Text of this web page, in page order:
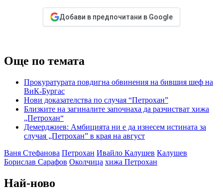
Добави в предпочитани в Google
Още по темата
Прокуратурата повдигна обвинения на бившия шеф на
ВиК-Бургас
Нови доказателства по случая “Петрохан”
Близките на загиналите започнаха да разчистват хижа
„Петрохан“
Демерджиев: Амбицията ни е да изнесем истината за
случая „Петрохан” в края на август
Ваня Стефанова Петрохан Ивайло Калушев Калушев
Борислав Сарафов Околчица хижа Петрохан
Най-ново